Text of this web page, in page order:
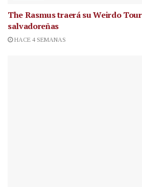
The Rasmus traerá su Weirdo
salvadoreñas
HACE 4 SEMANAS